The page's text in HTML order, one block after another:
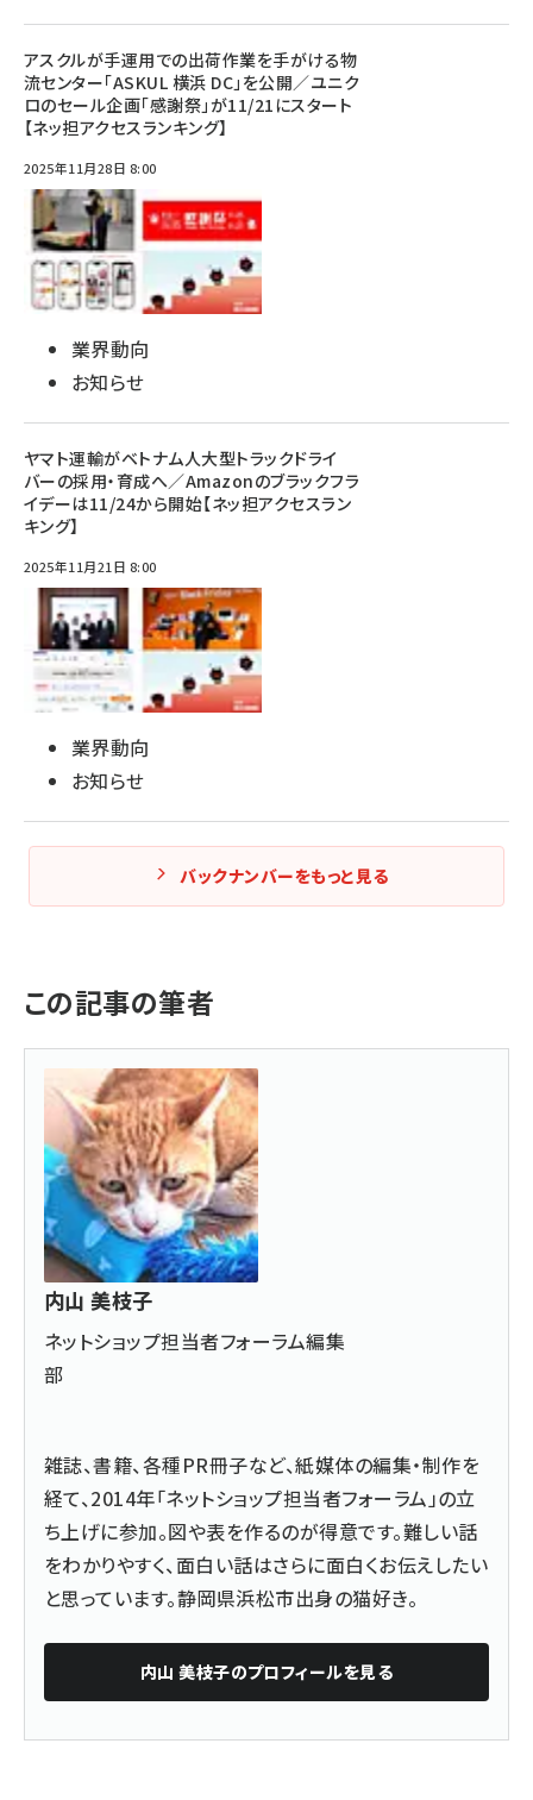
アスクルが手運用での出荷作業を手がける物
流センター「ASKUL 横浜 DC」を公開／ユニク
ロのセール企画「感謝祭」が11/21にスタート
【ネッ担アクセスランキング】
2025年11月28日 8:00
業界動向
お知らせ
ヤマト運輸がベトナム人大型トラックドライ
バーの採用・育成へ／Amazonのブラックフラ
イデーは11/24から開始【ネッ担アクセスラン
キング】
2025年11月21日 8:00
業界動向
お知らせ
バックナンバーをもっと見る
この記事の筆者
内山 美枝子
ネットショップ担当者フォーラム編集
部
雑誌、書籍、各種PR冊子など、紙媒体の編集・制作を
経て、2014年「ネットショップ担当者フォーラム」の立
ち上げに参加。図や表を作るのが得意です。難しい話
をわかりやすく、面白い話はさらに面白くお伝えしたい
と思っています。静岡県浜松市出身の猫好き。
内山 美枝子のプロフィールを見る